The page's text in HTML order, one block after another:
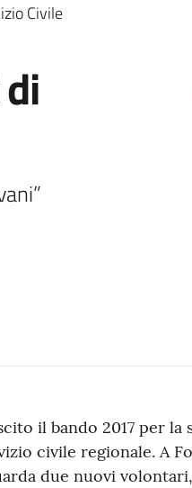
Civile
il bando 2017 per
civile regionale. A
due nuovi